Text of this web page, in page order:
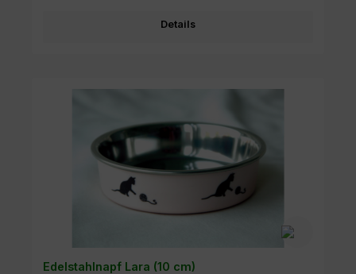
Details
Edelstahlnapf Lara (10 cm)